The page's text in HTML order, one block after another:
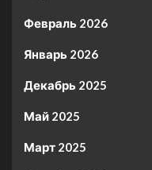
Февраль 2026
Январь 2026
Декабрь 2025
Май 2025
Март 2025